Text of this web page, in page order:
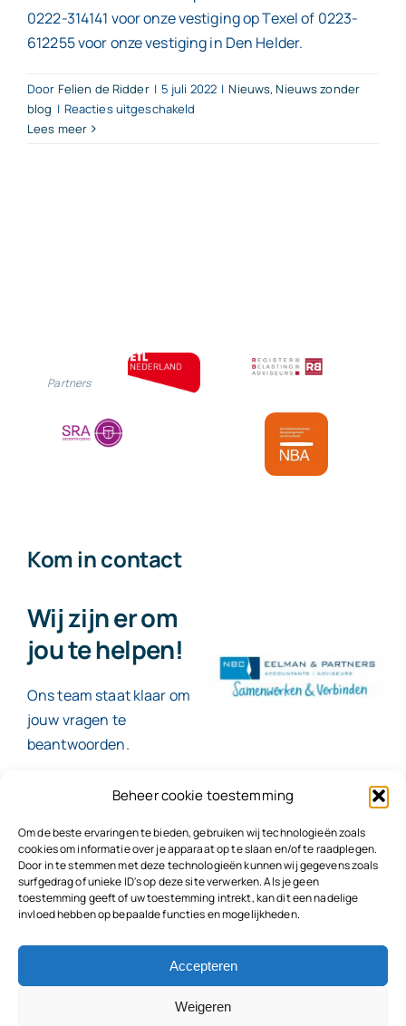
Beheer cookie toestemming
Om de beste ervaringen te bieden, gebruiken wij technologieën zoals
cookies om informatie over je apparaat op te slaan en/of te raadplegen.
Door in te stemmen met deze technologieën kunnen wij gegevens zoals
surfgedrag of unieke ID's op deze site verwerken. Als je geen
toestemming geeft of uw toestemming intrekt, kan dit een nadelige
invloed hebben op bepaalde functies en mogelijkheden.
Accepteren
Weigeren
0222-314141 voor onze vestiging op Texel of 0223-
612255 voor onze vestiging in Den Helder.
Door Felien de Ridder | 5 juli 2022 | Nieuws,Nieuws zonder
blog | Reacties uitgeschakeld
Lees meer
Partners
Kom in contact
Wij zijn er om
jou te helpen!
Ons team staat klaar om
jouw vragen te
beantwoorden.
Contact
© 2026NBC Eelman & Partners |KvK: 78187591
Algemene voorwaarden|Disclaimer | Copyright |